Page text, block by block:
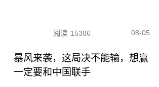
阅读 15386 08-05
暴风来袭，这局决不能输，想赢
一定要和中国联手